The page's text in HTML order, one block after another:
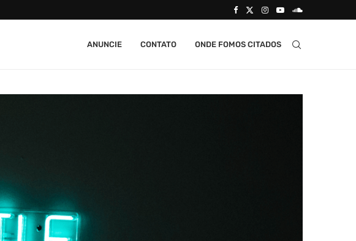
ANUNCIE CONTATO ONDE FOMOS CITADOS